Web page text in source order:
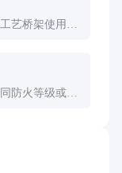
艺桥架使用寿
防火等级或用